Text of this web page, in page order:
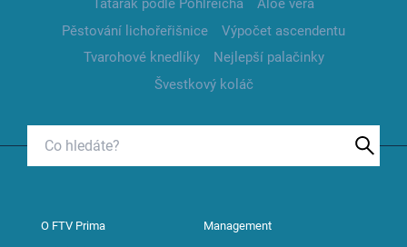
Tatarák podle Pohlreicha
Aloe vera
Pěstování lichořeřišnice
Výpočet ascendentu
Tvarohové knedlíky
Nejlepší palačinky
Švestkový koláč
O FTV Prima Management